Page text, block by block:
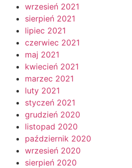
wrzesień 2021
sierpień 2021
lipiec 2021
czerwiec 2021
maj 2021
kwiecień 2021
marzec 2021
luty 2021
styczeń 2021
grudzień 2020
listopad 2020
październik 2020
wrzesień 2020
sierpień 2020